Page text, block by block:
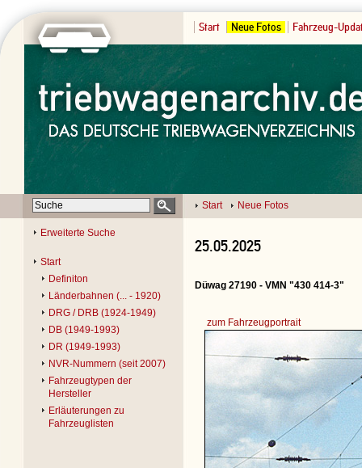
Start Neue Fotos Fahrzeug-
Start Neue Fotos
Erweiterte Suche
Start
Definiton
Länderbahnen (... - 1920)
DRG / DRB (1924-1949)
DB (1949-1993)
DR (1949-1993)
NVR-Nummern (seit 2007)
Fahrzeugtypen der
Hersteller
Erläuterungen zu
Fahrzeuglisten
25.05.2025
Düwag 27190 - VMN "430 414-3"
zum Fahrzeugportrait